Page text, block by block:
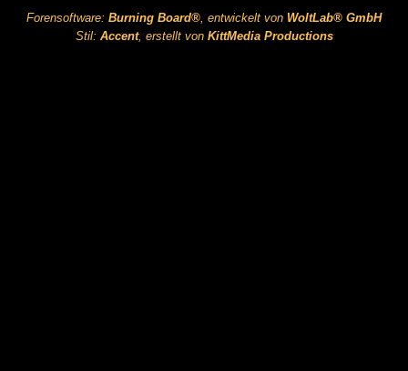
Forensoftware: Burning Board®, entwickelt von WoltLab® GmbH
Stil: Accent, erstellt von KittMedia Productions